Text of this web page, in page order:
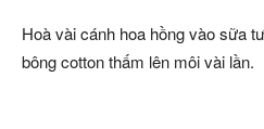
Hoà vài cánh hoa hồng vào sữa
bông cotton thấm lên môi vài lần.